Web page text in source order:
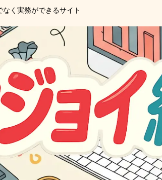
なく実務ができるサイト